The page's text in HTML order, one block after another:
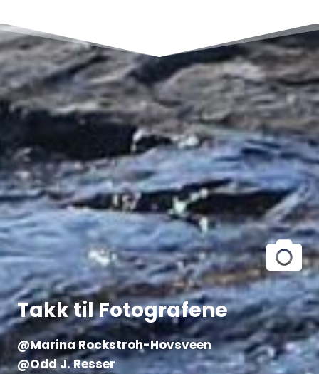
Takk til Fotografene
@Marina Rockstroh-Hovsveen
@Odd J. Resser